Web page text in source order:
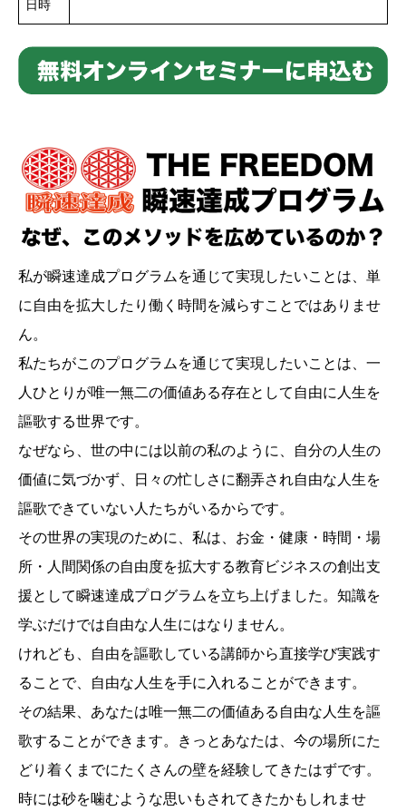
日時
私が瞬速達成プログラムを通じて実現したいことは、単
に自由を拡大したり働く時間を減らすことではありませ
ん。
私たちがこのプログラムを通じて実現したいことは、一
人ひとりが唯一無二の価値ある存在として自由に人生を
謳歌する世界です。
なぜなら、世の中には以前の私のように、自分の人生の
価値に気づかず、日々の忙しさに翻弄され自由な人生を
謳歌できていない人たちがいるからです。
その世界の実現のために、私は、お金・健康・時間・場
所・人間関係の自由度を拡大する教育ビジネスの創出支
援として瞬速達成プログラムを立ち上げました。知識を
学ぶだけでは自由な人生にはなりません。
けれども、自由を謳歌している講師から直接学び実践す
ることで、自由な人生を手に入れることができます。
その結果、あなたは唯一無二の価値ある自由な人生を謳
歌することができます。きっとあなたは、今の場所にた
どり着くまでにたくさんの壁を経験してきたはずです。
時には砂を噛むような思いもされてきたかもしれませ